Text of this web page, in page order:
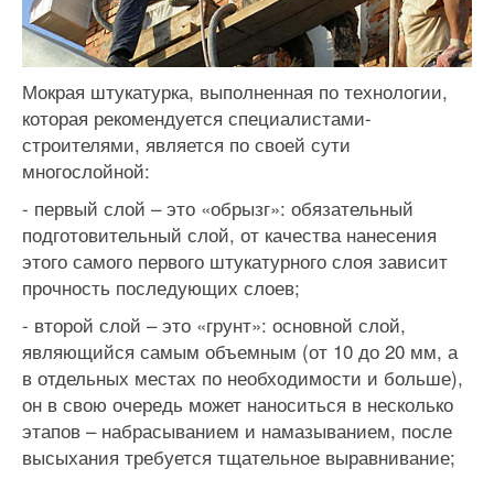
Мокрая штукатурка, выполненная по технологии,
которая рекомендуется специалистами-
строителями, является по своей сути
многослойной:
- первый слой – это «обрызг»: обязательный
подготовительный слой, от качества нанесения
этого самого первого штукатурного слоя зависит
прочность последующих слоев;
- второй слой – это «грунт»: основной слой,
являющийся самым объемным (от 10 до 20 мм, а
в отдельных местах по необходимости и больше),
он в свою очередь может наноситься в несколько
этапов – набрасыванием и намазыванием, после
высыхания требуется тщательное выравнивание;